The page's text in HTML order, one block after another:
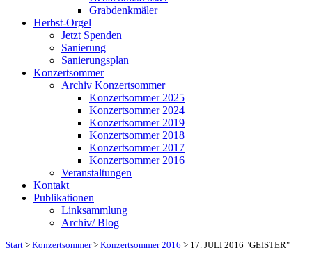
Grabdenkmäler
Herbst-Orgel
Jetzt Spenden
Sanierung
Sanierungsplan
Konzertsommer
Archiv Konzertsommer
Konzertsommer 2025
Konzertsommer 2024
Konzertsommer 2019
Konzertsommer 2018
Konzertsommer 2017
Konzertsommer 2016
Veranstaltungen
Kontakt
Publikationen
Linksammlung
Archiv/ Blog
Start > Konzertsommer> Konzertsommer 2016 > 17. JULI 2016 "GEISTER"